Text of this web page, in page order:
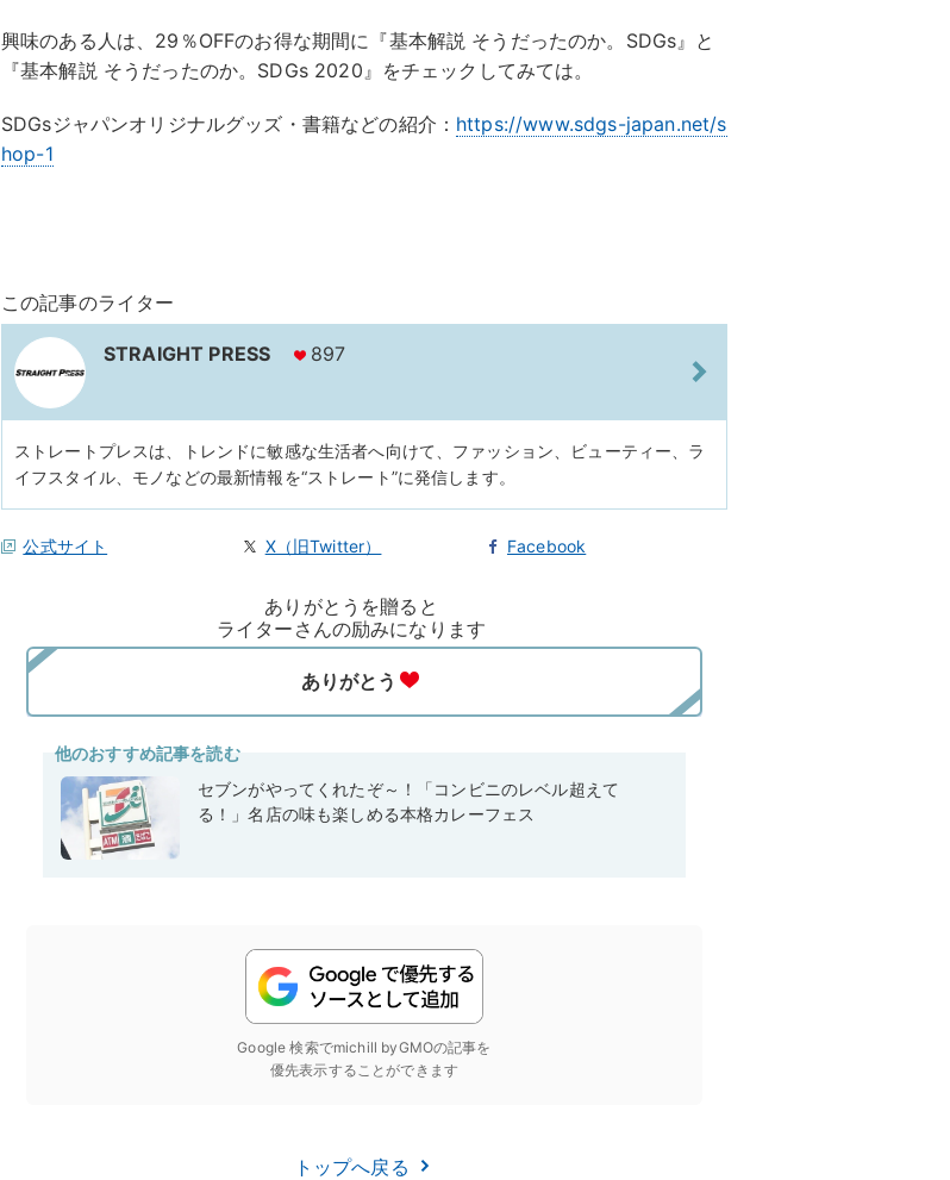
興味のある人は、29％OFFのお得な期間に『基本解説 そうだったのか。SDGs』と
『基本解説 そうだったのか。SDGs 2020』をチェックしてみては。
SDGsジャパンオリジナルグッズ・書籍などの紹介： https://www.sdgs-japan.net/s
hop-1
この記事のライター
STRAIGHT PRESS 897
ストレートプレスは、トレンドに敏感な生活者へ向けて、ファッション、ビューティー、ラ
イフスタイル、モノなどの最新情報を“ストレート”に発信します。
公式サイト X（旧Twitter） Facebook
ありがとうを贈ると
ライターさんの励みになります
他のおすすめ記事を読む
セブンがやってくれたぞ～！「コンビニのレベル超えて
る！」名店の味も楽しめる本格カレーフェス
Google 検索でmichill byGMOの記事を
優先表示することができます
トップへ戻る